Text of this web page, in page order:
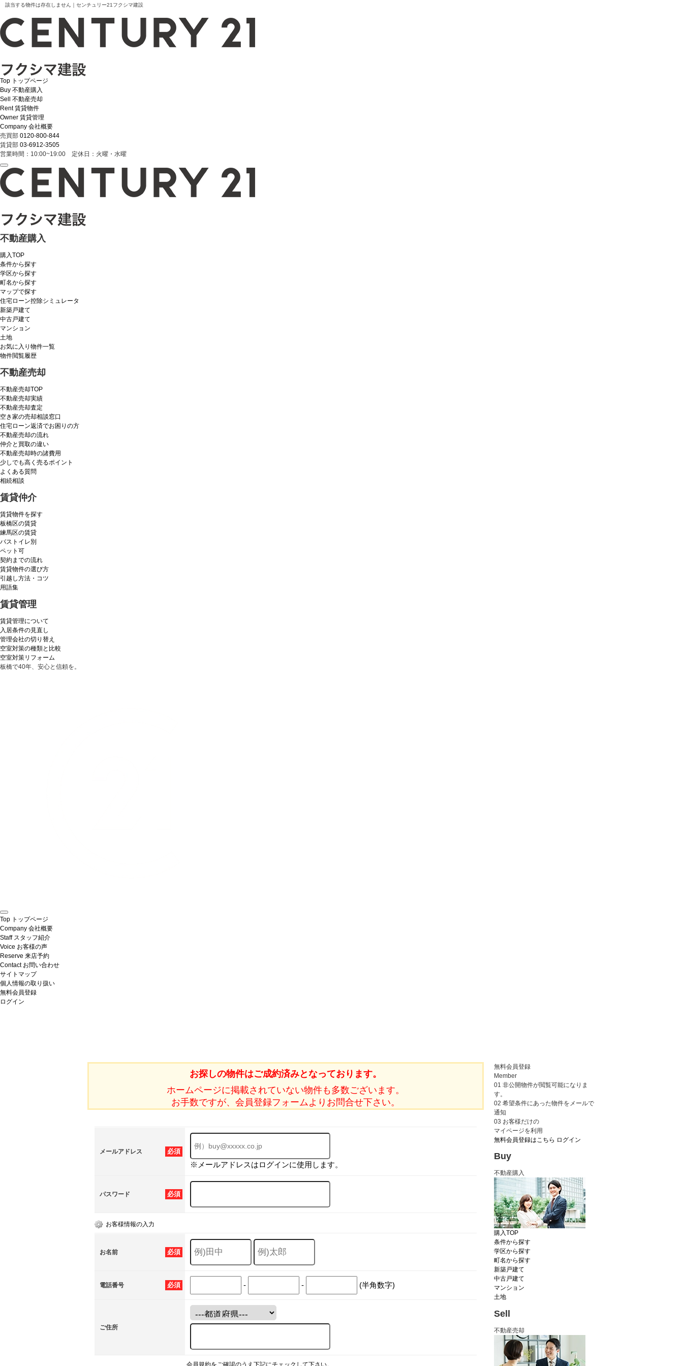
該当する物件は存在しません｜センチュリー21フクシマ建設
Top トップページ
Buy 不動産購入
Sell
不動産売却
Rent 賃貸物件
Owner 賃貸管理
Company 会社概要
売買部 0120-800-844
賃貸部 03-6912-3505
営業時間：10:00~19:00 定休日：火曜・水曜
不動産購入
購入TOP
条件から探す
学区から探す
町名から探す
マップで探す
住宅ローン控除シミュレータ
新築戸建て
中古戸建て
マンション
土地
お気に入り物件一覧
物件閲覧履歴
不動産売却
不動産売却TOP
不動産売却実績
不動産売却査定
空き家の売却相談窓口
住宅ローン返済でお困りの方
不動産売却の流れ
仲介と買取の違い
不動産売却時の諸費用
少しでも高く売るポイント
よくある質問
相続相談
賃貸仲介
賃貸物件を探す
板橋区の賃貸
練馬区の賃貸
バストイレ別
ペット可
契約までの流れ
賃貸物件の選び方
引越し方法・コツ
用語集
賃貸管理
賃貸管理について
入居条件の見直し
管理会社の切り替え
空室対策の種類と比較
空室対策リフォーム
板橋で40年、安心と信頼を。
Top トップページ
Company 会社概要
Staff スタッフ紹介
Voice お客様の声
Reserve 来店予約
Contact お問い合わせ
サイトマップ
個人情報の取り扱い
無料会員登録
ログイン
お探しの物件はご成約済みとなっております。
ホームページに掲載されていない物件も多数ございます。
お手数ですが、会員登録フォームよりお問合せ下さい。
必須
メールアドレス
※メールアドレスはログインに使用します。
必須
パスワード
お客様情報の入力
必須
お名前
必須
電話番号 - - (半角数字)
ご住所
会員規約をご確認のうえ下記にチェックして下さい。
無料会員登録
Member
01 非公開物件が閲覧可能になりま
す。
02 希望条件にあった物件をメールで
通知
03 お客様だけの
マイページを利用
無料会員登録はこちら ログイン
Buy
不動産購入
購入TOP
条件から探す
学区から探す
町名から探す
新築戸建て
中古戸建て
マンション
土地
Sell
不動産売却